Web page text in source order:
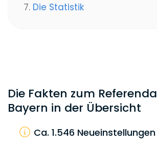
7. Die Statistik
Die Fakten zum
Bayern in der Übersicht
Ca. 1.546